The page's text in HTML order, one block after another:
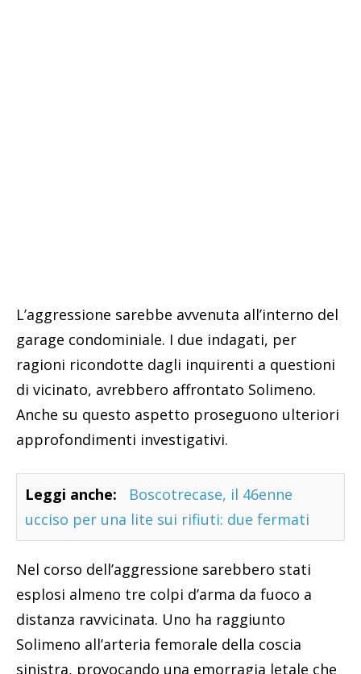
L’aggressione sarebbe avvenuta all’interno del
garage condominiale. I due indagati, per
ragioni ricondotte dagli inquirenti a questioni
di vicinato, avrebbero affrontato Solimeno.
Anche su questo aspetto proseguono ulteriori
approfondimenti investigativi.
Leggi anche:
Boscotrecase, il 46enne
ucciso per una lite sui rifiuti: due fermati
Nel corso dell’aggressione sarebbero stati
esplosi almeno tre colpi d’arma da fuoco a
distanza ravvicinata. Uno ha raggiunto
Solimeno all’arteria femorale della coscia
sinistra, provocando una emorragia letale che